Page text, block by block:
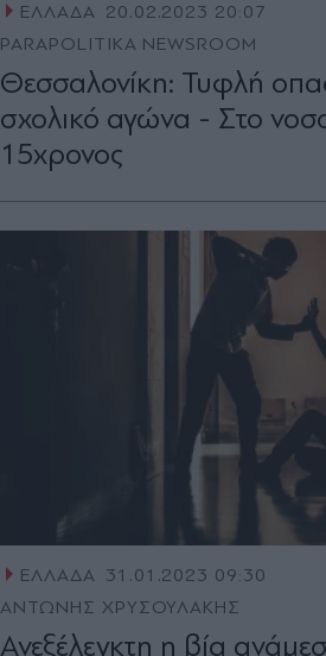
ΕΛΛΑΔΑ 20.02.2023 20:07
PARAPOLITIKA NEWSROOM
Θεσσαλονίκη: Τυφλή
σχολικό αγώνα - Στο
15χρονος
ΕΛΛΑΔΑ 31.01.2023 09:30
ΑΝΤΩΝΗΣ ΧΡΥΣΟΥΛΑΚΗΣ
Ανεξέλεγκτη η βία